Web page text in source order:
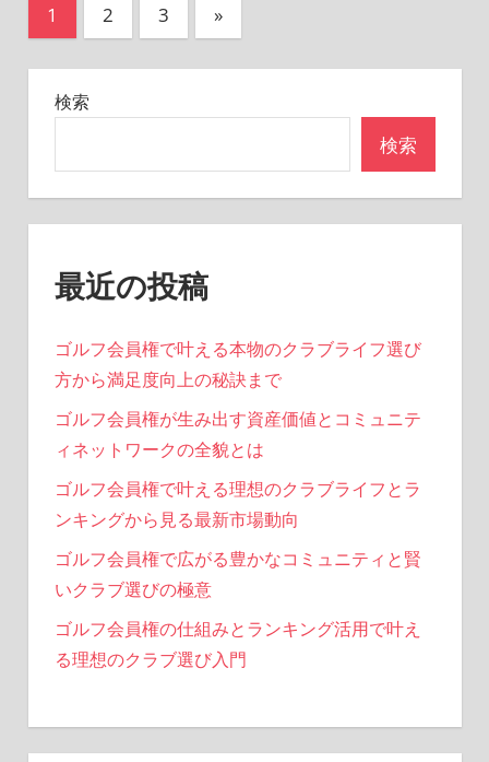
投
稿
の
ー
ジ
り
1 2 3
次
の
記
»
検索
検索
最近の投稿
ゴルフ会員権で叶える本物のクラブライフ選び
方から満足度向上の秘訣まで
ゴルフ会員権が生み出す資産価値とコミュニテ
ィネットワークの全貌とは
ゴルフ会員権で叶える理想のクラブライフとラ
ンキングから見る最新市場動向
ゴルフ会員権で広がる豊かなコミュニティと賢
いクラブ選びの極意
ゴルフ会員権の仕組みとランキング活用で叶え
る理想のクラブ選び入門